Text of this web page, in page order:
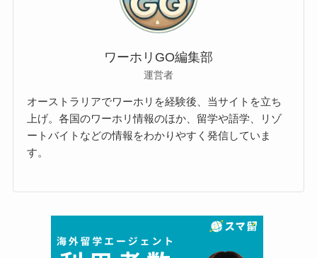
ワーホリGO編集部
運営者
オーストラリアでワーホリを経験後、当サイトを立ち
上げ。各国のワーホリ情報のほか、留学や語学、リゾ
ートバイトなどの情報をわかりやすく発信していま
す。